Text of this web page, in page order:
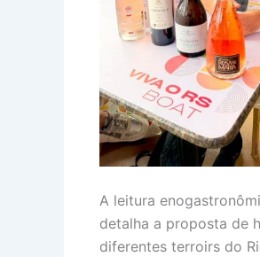
A leitura
detalha a proposta de
diferentes terroirs do